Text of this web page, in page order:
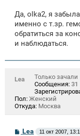
Да, olka2, я
именно с т.зр.
обратиться за
и наблюдаться.
Lea
Только зачали
Сообщения: 31
Пол: Женский
Откуда: Москва
СLea 11 окт 2007,